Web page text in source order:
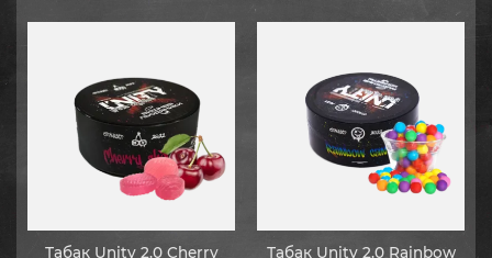
Табак Unity 2.0 Cherry
Табак Unity 2.0 Rainbow